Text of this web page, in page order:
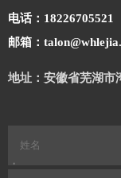
电话：18226705521
邮箱：
地址：安徽省芜湖市